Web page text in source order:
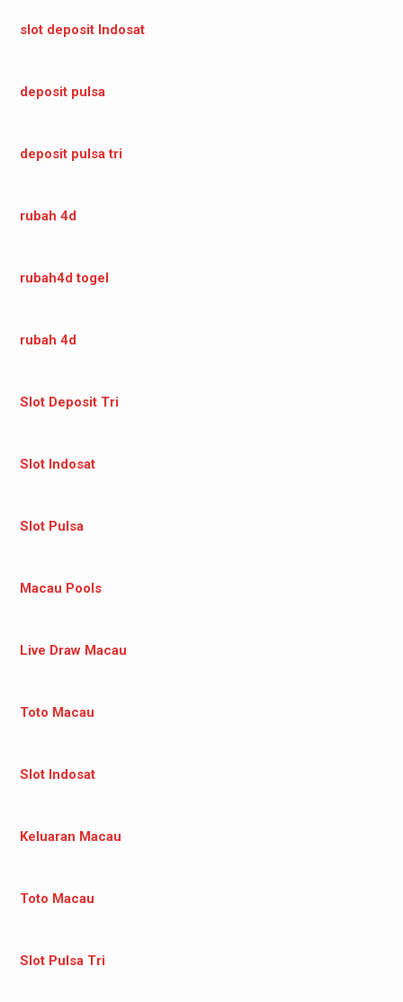
slot deposit Indosat
deposit pulsa
deposit pulsa tri
rubah 4d
rubah4d togel
rubah 4d
Slot Deposit Tri
Slot Indosat
Slot Pulsa
Macau Pools
Live Draw Macau
Toto Macau
Slot Indosat
Keluaran Macau
Toto Macau
Slot Pulsa Tri